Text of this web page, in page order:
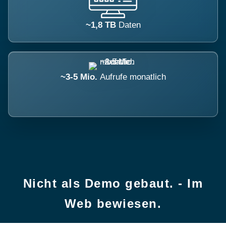
~1,8 TB Daten
~3-5 Mio. Aufrufe monatlich
Nicht als Demo gebaut. - Im
Web bewiesen.